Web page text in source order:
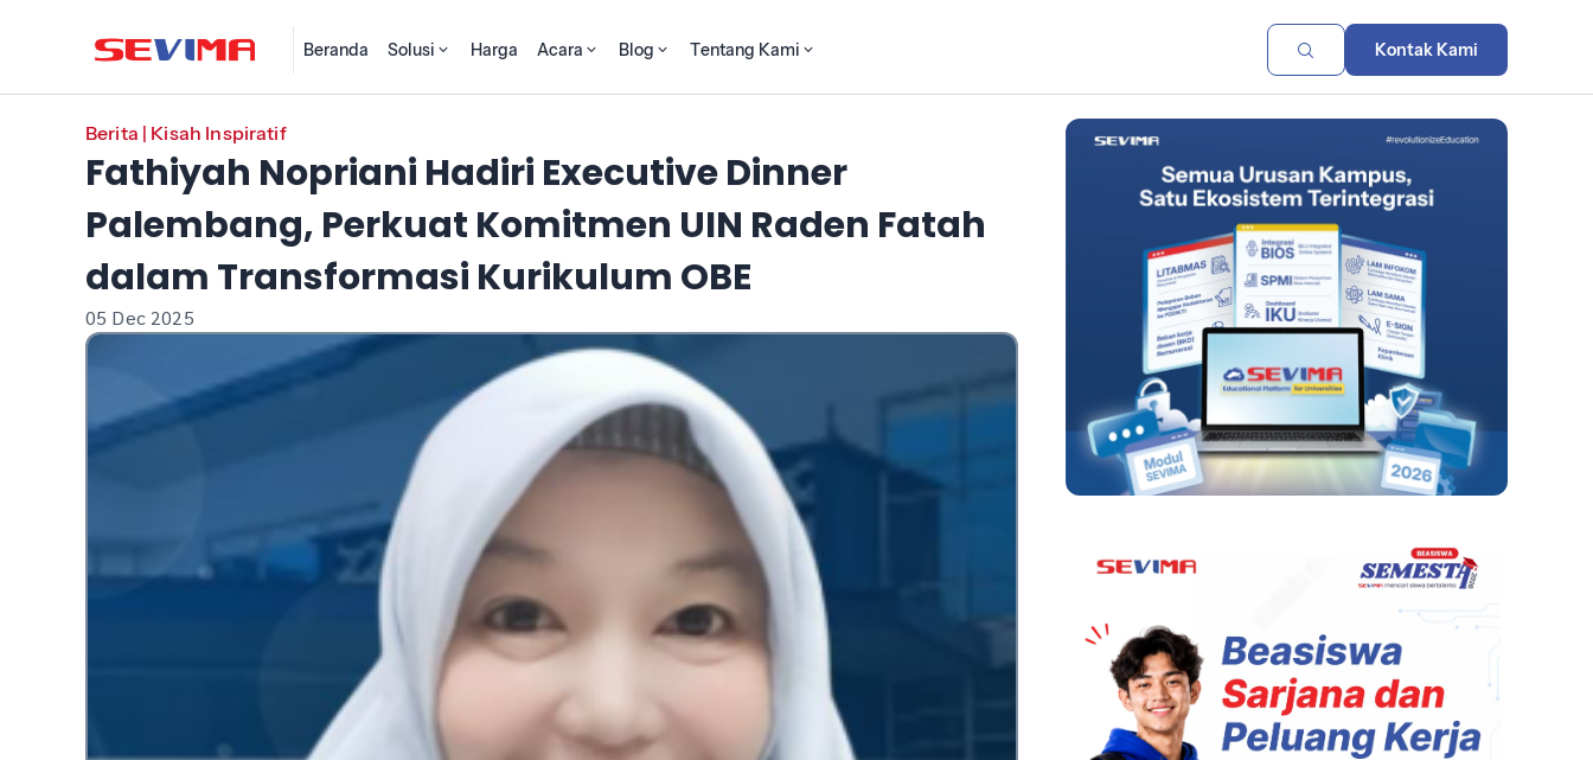
Beranda Solusi Harga Acara Blog Tentang Kami Kontak Kami
Berita | Kisah Inspiratif
Fathiyah Nopriani Hadiri Executive Dinner
Palembang, Perkuat Komitmen UIN Raden Fatah
dalam Transformasi Kurikulum OBE
05 Dec 2025